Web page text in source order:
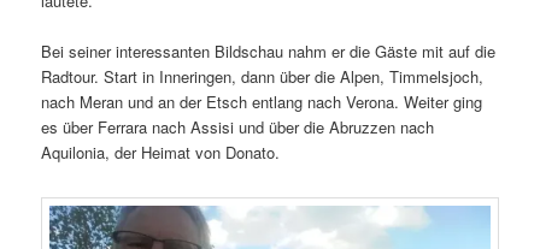
Bei seiner interessanten Bildschau nahm er die Gäste mit auf die
Radtour. Start in Inneringen, dann über die Alpen, Timmelsjoch,
nach Meran und an der Etsch entlang nach Verona. Weiter ging
es über Ferrara nach Assisi und über die Abruzzen nach
Aquilonia, der Heimat von Donato.